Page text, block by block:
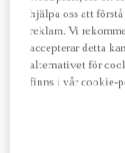
Prestanda
Topphastighet
Acceleration 0-
hjälpa oss att
reklam. Vi
accepterar detta
alternativet för
finns i vår cookie-